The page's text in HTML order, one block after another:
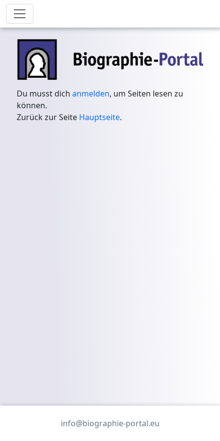
Du musst dichanmelden, um Seiten lesen zu
können.
Zurück zur Seite Hauptseite.
info@biographie-portal.eu